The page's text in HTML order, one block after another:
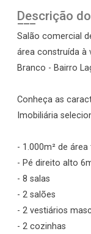
Descrição
Salão comercial
área construída à
Branco - Bairro
Conheça as
Imobiliária
- 1.000m² de
- Pé direito alto
- 8 salas
- 2 salões
- 2 vestiários
- 2 cozinhas